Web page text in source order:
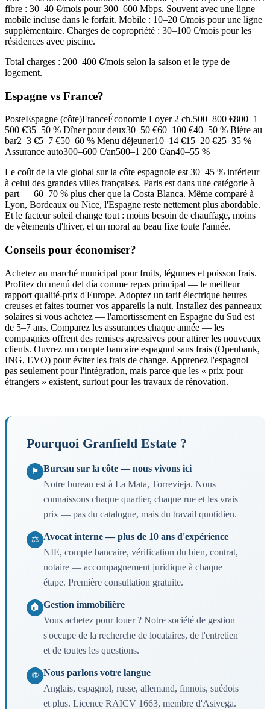
fibre : 30–40 €/mois pour 300–600 Mbps. Souvent avec une ligne
mobile incluse dans le forfait. Mobile : 10–20 €/mois pour une ligne
supplémentaire. Charges de copropriété : 30–100 €/mois pour les
résidences avec piscine.
Total charges : 200–400 €/mois selon la saison et le type de
logement.
Espagne vs France?
PosteEspagne (côte)FranceÉconomie Loyer 2 ch.500–800 €800–1
500 €35–50 % Dîner pour deux30–50 €60–100 €40–50 % Bière au
bar2–3 €5–7 €50–60 % Menu déjeuner10–14 €15–20 €25–35 %
Assurance auto300–600 €/an500–1 200 €/an40–55 %
Le coût de la vie global sur la côte espagnole est 30–45 % inférieur
à celui des grandes villes françaises. Paris est dans une catégorie à
part — 60–70 % plus cher que la Costa Blanca. Même comparé à
Lyon, Bordeaux ou Nice, l'Espagne reste nettement plus abordable.
Et le facteur soleil change tout : moins besoin de chauffage, moins
de vêtements d'hiver, et un moral au beau fixe toute l'année.
Conseils pour économiser?
Achetez au marché municipal pour fruits, légumes et poisson frais.
Profitez du menú del día comme repas principal — le meilleur
rapport qualité-prix d'Europe. Adoptez un tarif électrique heures
creuses et faites tourner vos appareils la nuit. Installez des panneaux
solaires si vous achetez — l'amortissement en Espagne du Sud est
de 5–7 ans. Comparez les assurances chaque année — les
compagnies offrent des remises agressives pour attirer les nouveaux
clients. Ouvrez un compte bancaire espagnol sans frais (Openbank,
ING, EVO) pour éviter les frais de change. Apprenez l'espagnol —
pas seulement pour l'intégration, mais parce que les « prix pour
étrangers » existent, surtout pour les travaux de rénovation.
Pourquoi Granfield Estate ?
⚑ Bureau sur la côte — nous vivons ici
Notre bureau est à La Mata, Torrevieja. Nous
connaissons chaque quartier, chaque rue et les vrais
prix — pas du catalogue, mais du travail quotidien.
⚖ Avocat interne — plus de 10 ans d'expérience
NIE, compte bancaire, vérification du bien, contrat,
notaire — accompagnement juridique à chaque
étape. Première consultation gratuite.
🏠 Gestion immobilière
Vous achetez pour louer ? Notre société de gestion
s'occupe de la recherche de locataires, de l'entretien
et de toutes les questions.
🌐
Nous parlons votre langue
Anglais, espagnol, russe, allemand, finnois, suédois
et plus. Licence RAICV 1663, membre d'Asivega.